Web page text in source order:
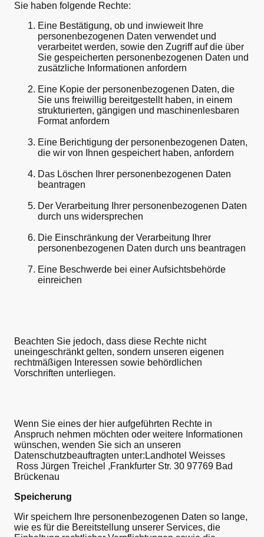
Sie haben folgende Rechte:
Eine Bestätigung, ob und inwieweit Ihre
personenbezogenen Daten verwendet und
verarbeitet werden, sowie den Zugriff auf die über
Sie gespeicherten personenbezogenen Daten und
zusätzliche Informationen anfordern
Eine Kopie der personenbezogenen Daten, die
Sie uns freiwillig bereitgestellt haben, in einem
strukturierten, gängigen und maschinenlesbaren
Format anfordern
Eine Berichtigung der personenbezogenen Daten,
die wir von Ihnen gespeichert haben, anfordern
Das Löschen Ihrer personenbezogenen Daten
beantragen
Der Verarbeitung Ihrer personenbezogenen Daten
durch uns widersprechen
Die Einschränkung der Verarbeitung Ihrer
personenbezogenen Daten durch uns beantragen
Eine Beschwerde bei einer Aufsichtsbehörde
einreichen
Beachten Sie jedoch, dass diese Rechte nicht
uneingeschränkt gelten, sondern unseren eigenen
rechtmäßigen Interessen sowie behördlichen
Vorschriften unterliegen.
Wenn Sie eines der hier aufgeführten Rechte in
Anspruch nehmen möchten oder weitere Informationen
wünschen, wenden Sie sich an unseren
Datenschutzbeauftragten unter:Landhotel Weisses
Ross Jürgen Treichel ,Frankfurter Str. 30 97769 Bad
Brückenau
Speicherung
Wir speichern Ihre personenbezogenen Daten so lange,
wie es für die Bereitstellung unserer Services, die